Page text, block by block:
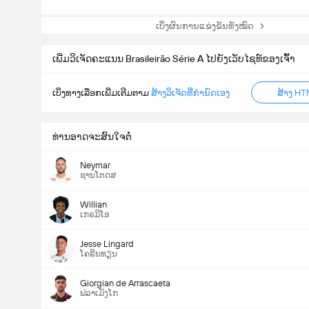
ເບິ່ງຜົນການແຂ່ງຂັນທັງໝົດ
ເພີ່ມວິເຈັດຄະແນນ Brasileirão Série A ໄປຍັງເວັບໄຊທ໌ຂອງເຈົ້າ
ເບິ່ງທາງເລືອກເພີ່ມເຕີມຕາມ ສ້າງວິເຈັດທີ່ກຳນົດເອງ ສ້າງ
ທ່ານອາດຈະສົນໃຈຕໍ່
Neymar
ຊານໂຕດສ
Willian
ເກຣມິໂອ
Jesse Lingard
ໂຄຣິນທຽນ
Giorgian de Arrascaeta
ຟລາເມັງໂກ